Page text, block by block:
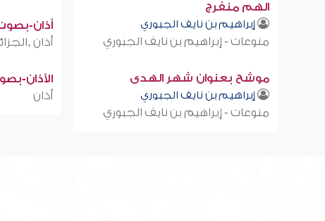
الهم منفرج
إبراهيم بن نايف الجبوري
منوعات - إبراهيم بن نايف الجبوري
موشح بعنوان شهر الهدى
إبراهيم بن نايف الجبوري
منوعات - إبراهيم بن نايف الجبوري
أذان-بصوت
أذان
الأذان-
أذان